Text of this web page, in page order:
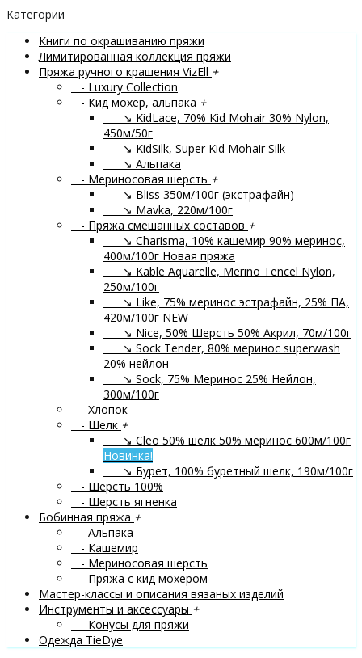
Категории
Книги по окрашиванию пряжи
Лимитированная коллекция пряжи
Пряжа ручного крашения VizEll +
- Luxury Collection
- Кид мохер, альпака +
↘ KidLace, 70% Kid Mohair 30% Nylon,
450м/50г
↘ KidSilk, Super Kid Mohair Silk
↘ Альпака
- Мериносовая шерсть +
↘ Bliss 350м/100г (экстрафайн)
↘ Mavka, 220м/100г
- Пряжа смешанных составов +
↘ Charisma, 10% кашемир 90% меринос,
400м/100г Новая пряжа
↘ Kable Aquarelle, Merino Tencel Nylon,
250м/100г
↘ Like, 75% меринос эстрафайн, 25% ПА,
420м/100г NEW
↘ Nice, 50% Шерсть 50% Акрил, 70м/100г
↘ Sock Tender, 80% меринос superwash
20% нейлон
↘ Sock, 75% Меринос 25% Нейлон,
300м/100г
- Хлопок
- Шелк +
↘ Cleo 50% шелк 50% меринос 600м/100г
Новинка!
↘ Бурет, 100% буретный шелк, 190м/100г
- Шерсть 100%
- Шерсть ягненка
Бобинная пряжа +
- Альпака
- Кашемир
- Мериносовая шерсть
- Пряжа с кид мохером
Мастер-классы и описания вязаных изделий
Инструменты и аксессуары +
- Конусы для пряжи
Одежда TieDye